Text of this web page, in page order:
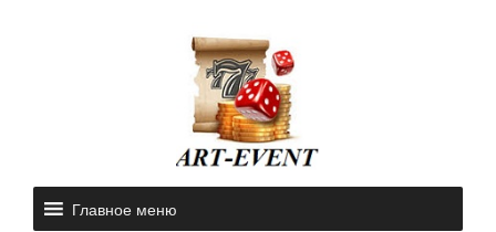
Главное меню